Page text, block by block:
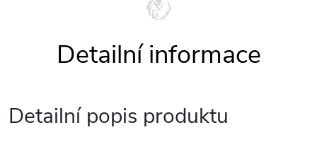
Detailní popis produktu